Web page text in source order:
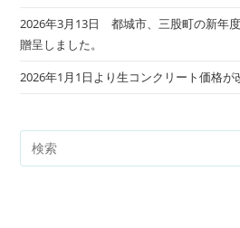
2026年3月13日 都城市、三股町の新年
贈呈しました。
2026年1月1日より生コンクリート価格が